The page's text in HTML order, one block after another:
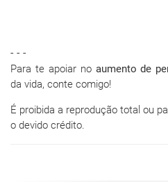
- - -
Para te apoiar no aumento de
da vida, conte comigo!
É proibida a reprodução total ou
o devido crédito.